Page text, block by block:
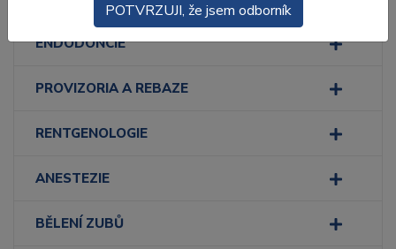
ENDODONCIE
PROVIZORIA A REBAZE
RENTGENOLOGIE
ANESTEZIE
BĚLENÍ ZUBŮ
POTVRZUJI, že jsem odborník